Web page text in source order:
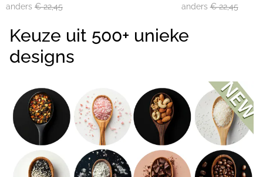
anders € 22,45 anders€ 22,45
Keuze uit 500+ unieke
designs